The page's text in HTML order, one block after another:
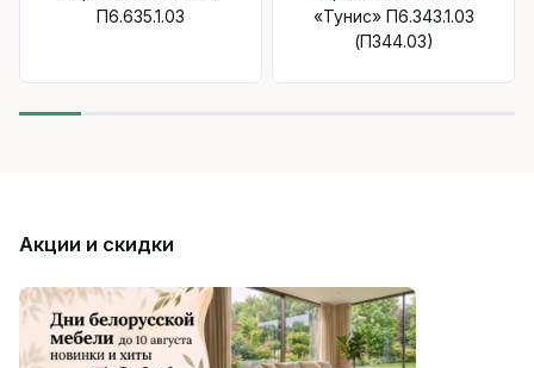
П6.635.1.03
«Тунис» П6.343.1.03
(П344.03)
Акции и скидки